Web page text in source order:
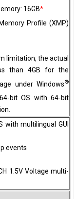
16GB*
Profile (XMP)
limitation, the actual
than 4GB for the
under Windows®
64-bit OS with 64-bit
with multilingual GUI
events
1.5V Voltage multi-